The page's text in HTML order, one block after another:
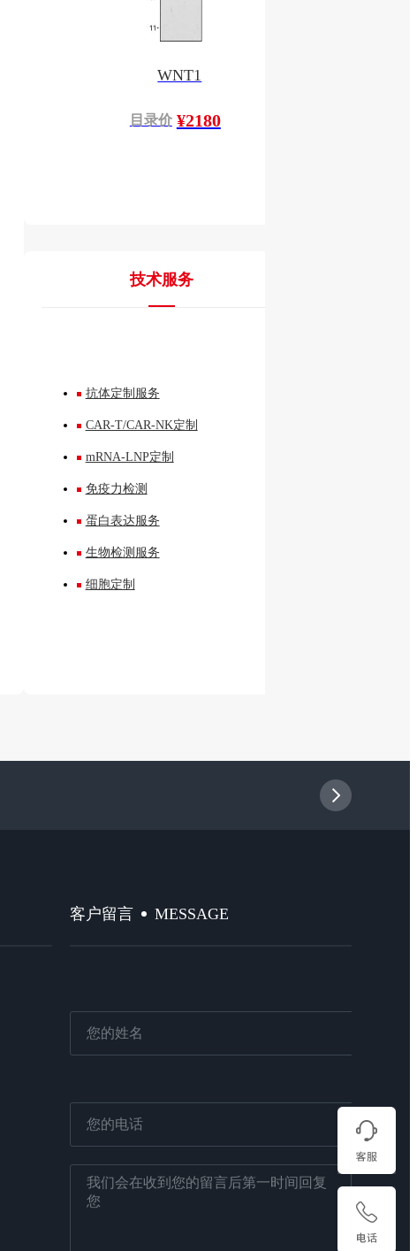
WNT1
目录价 ¥2180
技术服务
抗体定制服务
CAR-T/CAR-NK定制
mRNA-LNP定制
免疫力检测
蛋白表达服务
生物检测服务
细胞定制
客户留言 MESSAGE